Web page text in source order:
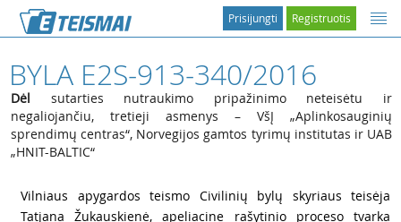
Registruotis
Prisijungti
BYLA E2S-913-340/2016
Dėl sutarties nutraukimo pripažinimo neteisėtu ir
negaliojančiu, tretieji asmenys – VšĮ „Aplinkosauginių
sprendimų centras“, Norvegijos gamtos tyrimų institutas ir UAB
„HNIT-BALTIC“
Vilniaus apygardos teismo Civilinių bylų skyriaus teisėja
Tatjana Žukauskienė, apeliacine rašytinio proceso tvarka